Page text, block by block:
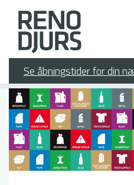
Se åbningstider for din